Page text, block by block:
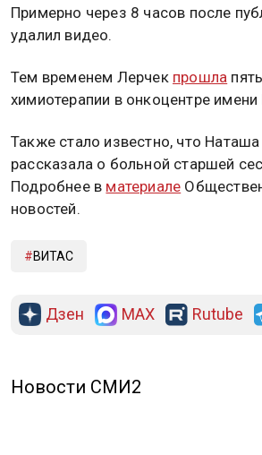
Примерно через 8 часов после
удалил видео.
Тем временем Лерчек прошла
химиотерапии в онкоцентре имени
Также стало известно, что
рассказала о больной старшей
Подробнее в материале
новостей.
ВИТАС
Дзен MAX Rutube
Новости СМИ2